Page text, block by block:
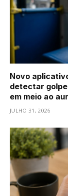
Novo
detectar
em meio ao
JULHO 31, 2026